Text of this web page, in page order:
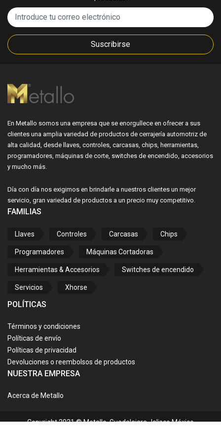
Suscribirse
En Metallo somos una empresa que se enorgullece en ofrecer a sus
clientes una amplia variedad de productos de cerrajería automotriz de
alta calidad, desde llaves, controles, carcasas, chips, herramientas,
programadores, máquinas de corte, switches de encendido, accesorios
y mucho más.
Día con día nos exigimos en brindarle a nuestros clientes un mejor
servicio, gran variedad de productos a un precio muy competitivo.
FAMILIAS
Llaves Controles Carcasas Chips
Programadores Máquinas Cortadoras
Herramientas & Accesorios Switches de encendido
Servicios Xhorse
POLÍTICAS
Términos y condiciones
Políticas de envío
Políticas de privacidad
Devoluciones o reembolsos de productos
NUESTRA EMPRESA
Acerca de Metallo
Copyright 2021 © Metallo. Guadalajara Jalisco México